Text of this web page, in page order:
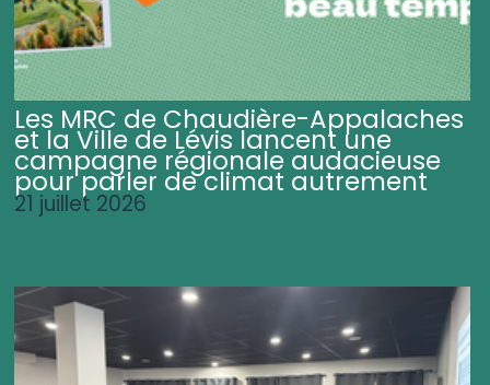
Les MRC de Chaudière-Appalaches
et la Ville de Lévis lancent une
campagne régionale audacieuse
pour parler de climat autrement
21 juillet 2026